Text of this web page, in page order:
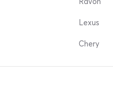
Lexus
Chery